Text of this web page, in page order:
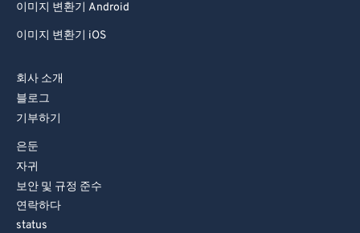
이미지 변환기 Android
이미지 변환기 iOS
회사 소개
블로그
기부하기
은둔
자귀
보안 및 규정 준수
연락하다
status